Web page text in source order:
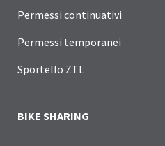
Permessi continuativi
Permessi temporanei
Sportello ZTL
BIKE SHARING